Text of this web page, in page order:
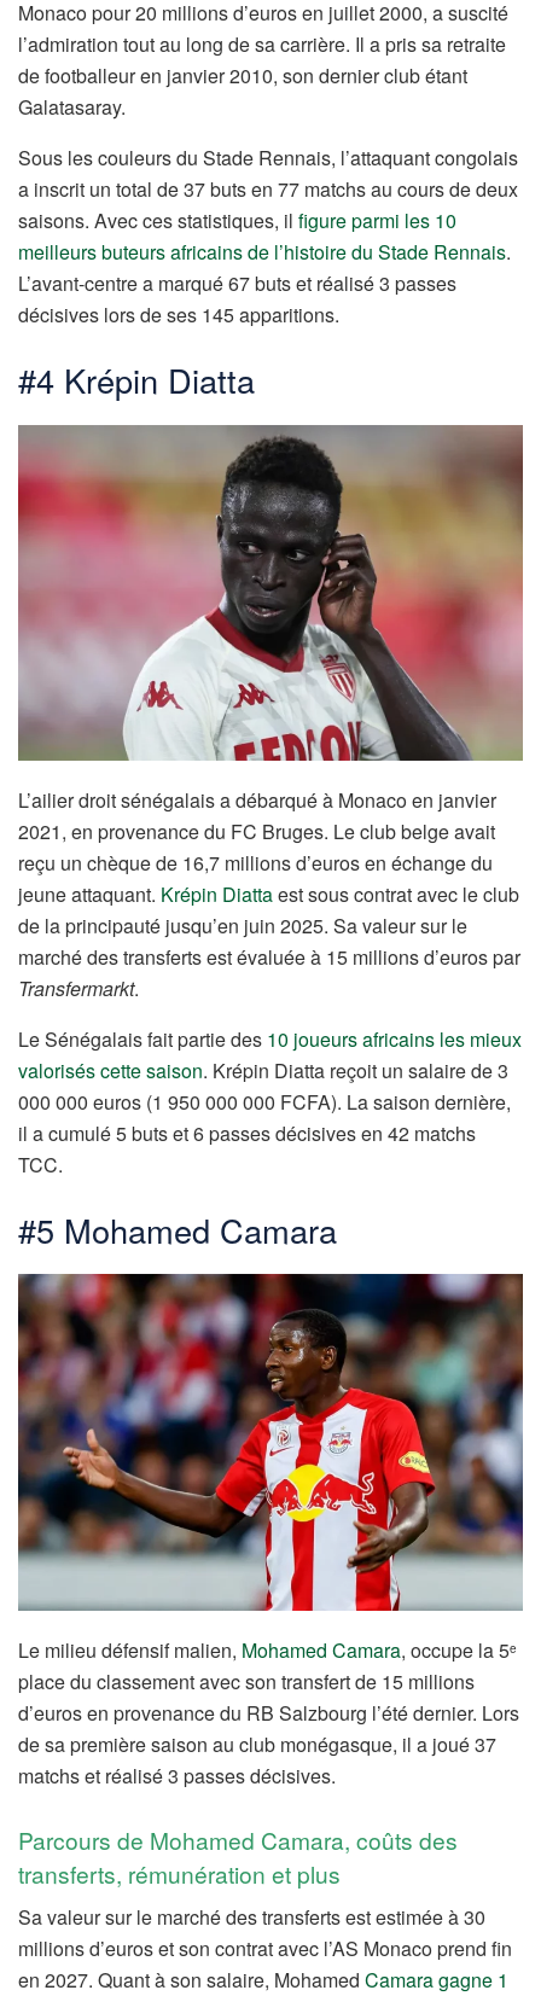
Monaco pour 20 millions d’euros en juillet 2000, a suscité
l’admiration tout au long de sa carrière. Il a pris sa retraite
de footballeur en janvier 2010, son dernier club étant
Galatasaray.
Sous les couleurs du Stade Rennais, l’attaquant congolais
a inscrit un total de 37 buts en 77 matchs au cours de deux
saisons. Avec ces statistiques, il figure parmi les 10
meilleurs buteurs africains de l’histoire du Stade Rennais.
L’avant-centre a marqué 67 buts et réalisé 3 passes
décisives lors de ses 145 apparitions.
#4 Krépin Diatta
L’ailier droit sénégalais a débarqué à Monaco en janvier
2021, en provenance du FC Bruges. Le club belge avait
reçu un chèque de 16,7 millions d’euros en échange du
jeune attaquant. Krépin Diattaest sous contrat avec le club
de la principauté jusqu’en juin 2025. Sa valeur sur le
marché des transferts est évaluée à 15 millions d’euros par
Transfermarkt.
Le Sénégalais fait partie des 10 joueurs africains les mieux
valorisés cette saison. Krépin Diatta reçoit un salaire de 3
000 000 euros (1 950 000 000 FCFA). La saison dernière,
il a cumulé 5 buts et 6 passes décisives en 42 matchs
TCC.
#5 Mohamed Camara
Le milieu défensif malien, Mohamed Camara, occupe la 5e
place du classement avec son transfert de 15 millions
d’euros en provenance du RB Salzbourg l’été dernier. Lors
de sa première saison au club monégasque, il a joué 37
matchs et réalisé 3 passes décisives.
Parcours de Mohamed Camara, coûts des
transferts, rémunération et plus
Sa valeur sur le marché des transferts est estimée à 30
millions d’euros et son contrat avec l’AS Monaco prend fin
en 2027. Quant à son salaire, Mohamed Camara gagne 1